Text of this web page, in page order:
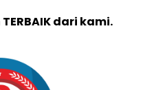
dari kami.